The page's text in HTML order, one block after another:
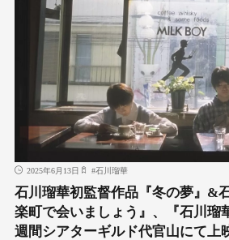
2025年6月13日 #石川瑠華
石川瑠華初監督作品『冬の夢』&
楽町で会いましょう』、『石川
週間シアターギルド代官山にて上